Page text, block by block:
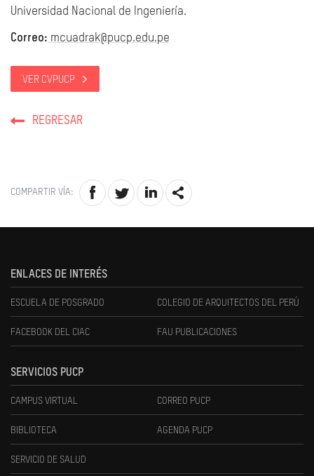
Universidad Nacional de Ingeniería.
Correo: mcuadrak@pucp.edu.pe
VER CVPUCP
REGRESAR
COMPARTIR VÍA:
ENLACES DE INTERÉS
ESCUELA DE POSGRADO COLEGIO DE ARQUITECTOS DEL PERÚ
FACEBOOK DEL CIAC FAU PUBLICACIONES
SERVICIOS PUCP
CAMPUS VIRTUAL CORREO PUCP
BIBLIOTECA AGENDA PUCP
SERVICIO DE SALUD